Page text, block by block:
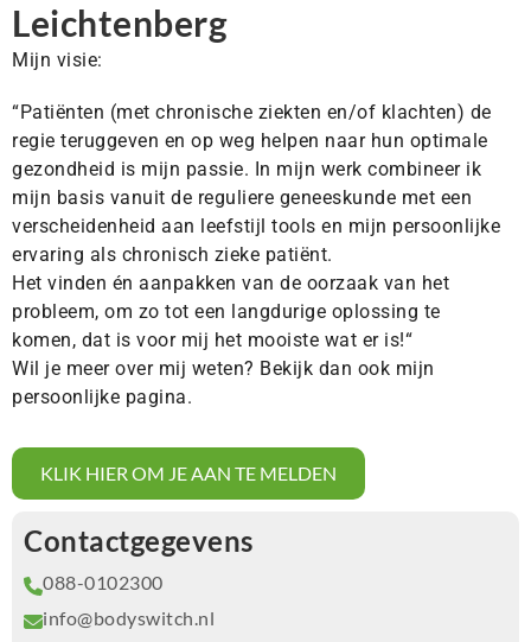
Leichtenberg
Mijn visie:
“Patiënten (met chronische ziekten en/of klachten) de
regie teruggeven en op weg helpen naar hun optimale
gezondheid is mijn passie. In mijn werk combineer ik
mijn basis vanuit de reguliere geneeskunde met een
verscheidenheid aan leefstijl tools en mijn persoonlijke
ervaring als chronisch zieke patiënt.
Het vinden én aanpakken van de oorzaak van het
probleem, om zo tot een langdurige oplossing te
komen, dat is voor mij het mooiste wat er is!“
Wil je meer over mij weten? Bekijk dan ook mijn
persoonlijke pagina.
KLIK HIER OM JE AAN TE MELDEN
Contactgegevens
088-0102300
info@bodyswitch.nl